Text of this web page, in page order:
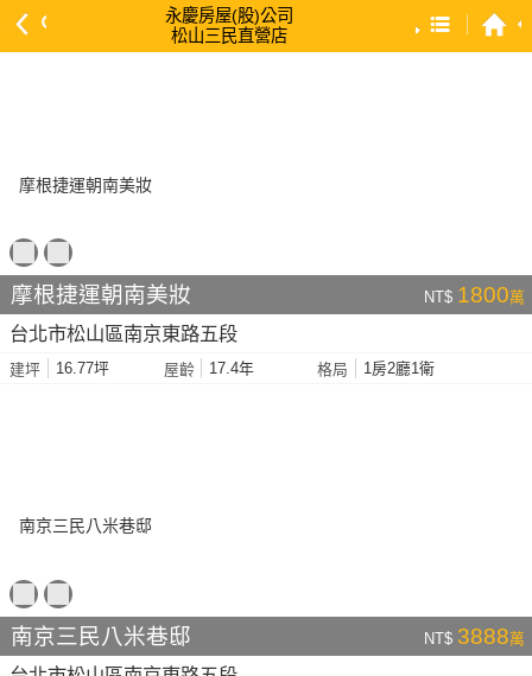
永慶房屋(股)公司
松山三民直營店
依建物坪數 大 → 小
依土地坪數 大 → 小
摩根捷運朝南美妝 NT$ 1800萬
台北市松山區南京東路五段
建坪 16.77坪 屋齡 17.4年 格局 1房2廳1衛
南京三民八米巷邸 NT$ 3888萬